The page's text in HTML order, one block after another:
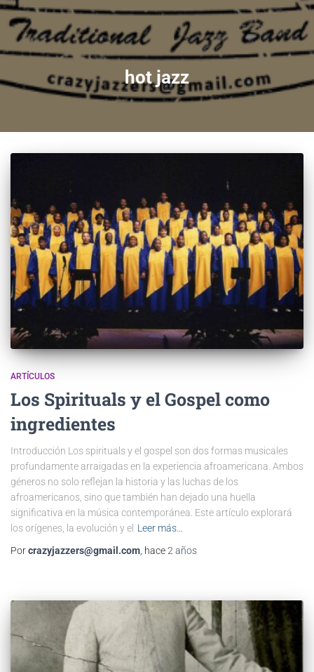
hot jazz
ARTÍCULOS
Los Spirituals y el Gospel como
ingredientes
Introducción Los spirituals y el gospel son dos formas musicales
profundamente arraigadas en la experiencia afroamericana. Ambos
géneros no solo reflejan la historia y las luchas de los
afroamericanos, sino que también han dejado una huella
significativa en la música contemporánea. Este artículo explorará
los orígenes, la evolución y el Leer más…
Porcrazyjazzers@gmail.com , hace2 años